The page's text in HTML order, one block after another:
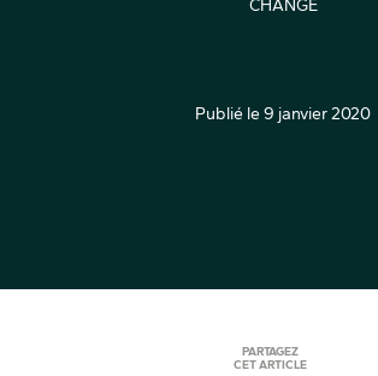
CHANGE
Publié le9 janvier 2020
PARTAGEZ
CET ARTICLE